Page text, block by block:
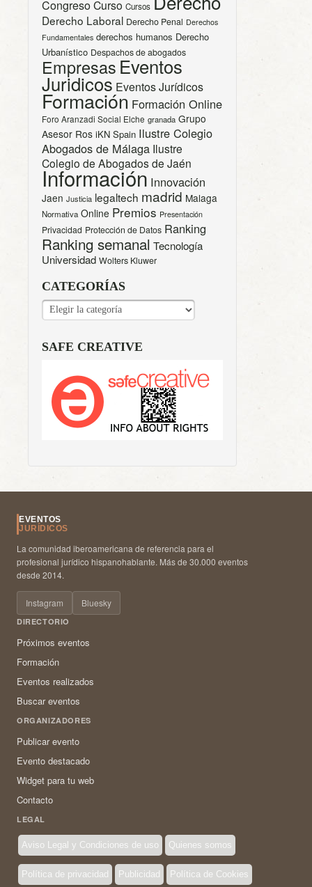
CongresoCurso Cursos
Derecho Laboral Derecho Penal Derechos
Fundamentales derechos humanos Derecho
Urbanístico Despachos de abogados
Empresas Eventos
Juridicos Eventos Jurídicos
Formación Formación Online
Foro Aranzadi Social Elche granada Grupo
Asesor Ros iKN Spain Ilustre Colegio
Abogados de Málaga Ilustre
Colegio de Abogados de Jaén
Información Innovación
Jaen Justicia legaltech madrid Malaga
Normativa Online Premios Presentación
Privacidad Protección de Datos Ranking
Ranking semanal Tecnología
Universidad Wolters Kluwer
CATEGORÍAS
CATEGORÍAS
SAFE CREATIVE
EVENTOS
JURÍDICOS
La comunidad iberoamericana de referencia para el
profesional jurídico hispanohablante. Más de 30.000 eventos
desde 2014.
Instagram Bluesky
DIRECTORIO
Próximos eventos
Formación
Eventos realizados
Buscar eventos
ORGANIZADORES
Publicar evento
Evento destacado
Widget para tu web
Contacto
LEGAL
Aviso Legal y Condiciones de uso Quienes somos
Política de privacidad Publicidad Política de Cookies